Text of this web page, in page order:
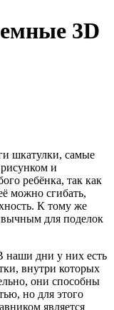
3D
шкатулки, самые
и
ребёнка, так как
можно сгибать,
К тому же
для поделок
наши дни у них есть
внутри которых
они способны
но для этого
является